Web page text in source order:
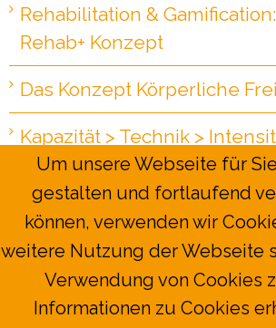
Rehabilitation &
Rehab+ Konzept
Das Konzept Körperliche
Kapazität > Technik >
Copyright 2026 RESET
Rights Reserved |
Um unsere Webseite für
gestalten und fortlaufend
können, verwenden wir
weitere Nutzung der Webseite
Verwendung von Cookies
Informationen zu Cookies